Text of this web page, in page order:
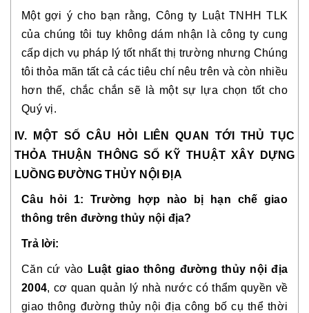
Một gợi ý cho bạn rằng, Công ty Luật TNHH TLK
của chúng tôi tuy không dám nhận là công ty cung
cấp dịch vụ pháp lý tốt nhất thị trường nhưng Chúng
tôi thỏa mãn tất cả các tiêu chí nêu trên và còn nhiều
hơn thế, chắc chắn sẽ là một sự lựa chọn tốt cho
Quý vị.
IV. MỘT SỐ CÂU HỎI LIÊN QUAN TỚI THỦ TỤC
THỎA THUẬN THÔNG SỐ KỸ THUẬT XÂY DỰNG
LUỒNG ĐƯỜNG THỦY NỘI ĐỊA
Câu hỏi 1: Trường hợp nào bị hạn chế giao
thông trên đường thủy nội địa?
Trả lời:
Căn cứ vào Luật giao thông đường thủy nội địa
2004, cơ quan quản lý nhà nước có thẩm quyền về
giao thông đường thủy nội địa công bố cụ thể thời